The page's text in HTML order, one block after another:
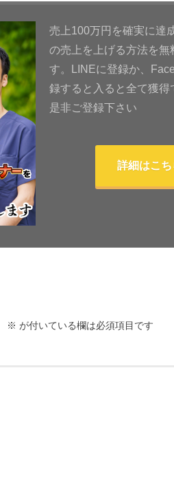
売上100万円を確実に達
の売上を上げる方法を無
す。LINEに登録か、
録すると入ると全て獲得
是非ご登録下さい
詳細はこち
※ が付いている欄は必須項目です